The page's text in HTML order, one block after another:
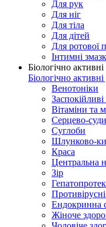
Для рук
Для ніг
Для тіла
Для дітей
Для ротової
Інтимні
Біологічно
Біологічно
Венотоніки
Заспокійливі
Вітаміни та
Серцево-
Суглоби
Шлунково-
Краса
Центральна
Зір
Ендокринна
Жіноче